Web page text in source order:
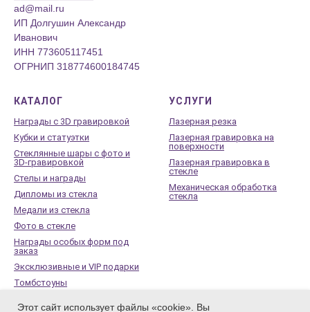
ad@mail.ru
ИП Долгушин Александр
Иванович
ИНН 773605117451
ОГРНИП 318774600184745
КАТАЛОГ
Награды с 3D гравировкой
Кубки и статуэтки
Стеклянные шары с фото и
3D-гравировкой
Стелы и награды
Дипломы из стекла
Медали из стекла
Фото в стекле
Награды особых форм под
заказ
Эксклюзивные и VIP подарки
Томбстоуны
УСЛУГИ
Лазерная резка
Лазерная гравировка на
поверхности
Лазерная гравировка в
стекле
Механическая обработка
стекла
Этот сайт использует файлы «cookie». Вы